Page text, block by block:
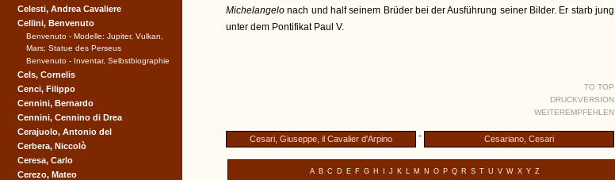
Michelangelonach und half seinem Brüder bei der Ausführung seiner Bilder. Er starb jung
unter dem Pontifikat Paul V.
TO TOP
DRUCKVERSION
WEITEREMPFEHLEN
Cesari, Giuseppe, il Cavalier d'Arpino - Cesariano, Cesari
A B C D E F G H J K L M N O P Q R S T U V W X Y Z
Celesti, Andrea Cavaliere
Cellini, Benvenuto
Benvenuto - Modelle: Jupiter, Vulkan,
Mars; Statue des Perseus
Benvenuto - Inventar, Selbstbiographie
Cels, Cornelis
Cenci, Filippo
Cennini, Bernardo
Cennini, Cennino di Drea
Cerajuolo, Antonio del
Cerbera, Niccolò
Ceresa, Carlo
Cerezo, Mateo